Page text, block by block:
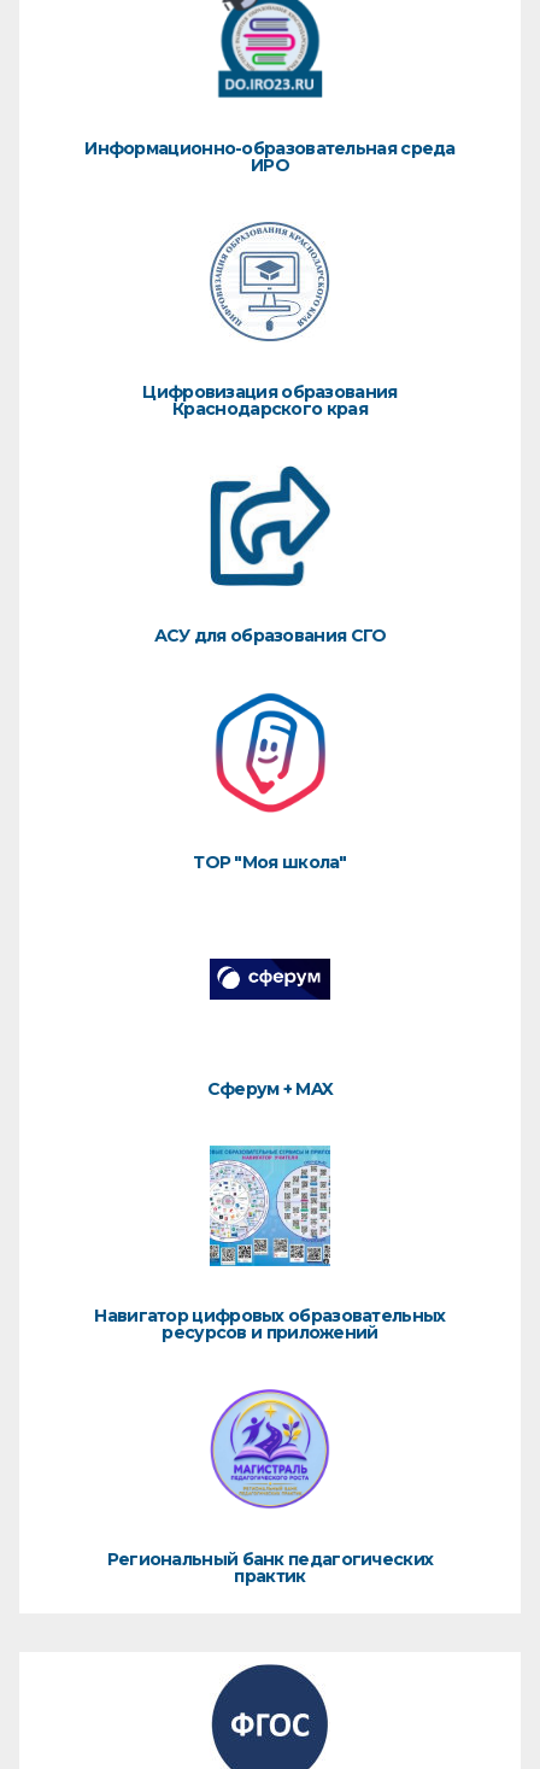
Информационно-образовательная среда
ИРО
Цифровизация образования
Краснодарского края
АСУ для образования СГО
ТОР "Моя школа"
Сферум + MAX
Навигатор цифровых образовательных
ресурсов и приложений
Региональный банк педагогических
практик